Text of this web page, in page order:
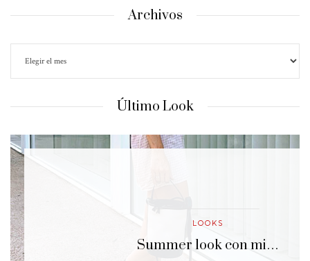
Archivos
Último Look
LOOKS
Summer look con mi…